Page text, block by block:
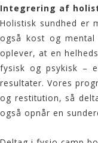
Integrering af
Holistisk sundhed er
også kost og
oplever, at en
fysisk og psykisk –
resultater. Vores
og restitution, så
også opnår en